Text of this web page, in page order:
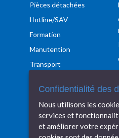
Pièces détachées
Hotline/SAV
Formation
Manutention
Transport
DIDELON MACHINES
Machines tolerie
Machine mécanique
Confidentialité des
Nous utilisons les
services et
et améliorer votre